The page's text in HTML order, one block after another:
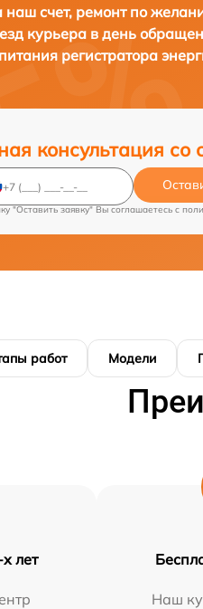
наш счет, ремонт по
курьера в день
регистратора
консультация со
"Оставить заявку" Вы соглашаетесь c
работ Модели
лет
Наш